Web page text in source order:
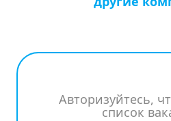
Авторизуйтесь,
список